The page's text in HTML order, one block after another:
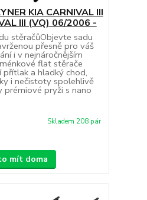
KIA CARNIVAL III
III (VQ) 06/2006 -
stěračůObjevte sadu
přesně pro váš
i v nejnáročnějším
flat stěrače
a hladký chod,
i nečistoty spolehlivě
prémiové pryži s nano
Skladem 208 pár
mít doma